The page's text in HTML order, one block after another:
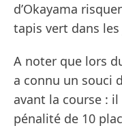
d’Okayama
tapis vert dans
A noter que lors
a connu un souci
avant la course :
pénalité de 10